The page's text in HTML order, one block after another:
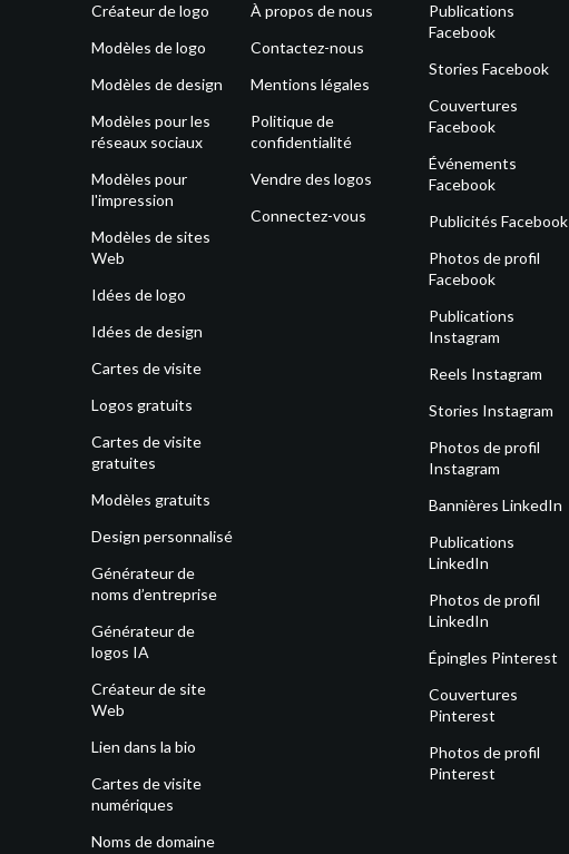
Créateur de logo
Modèles de logo
Modèles de design
Modèles pour les
réseaux sociaux
Modèles pour
l'impression
Modèles de sites
Web
Idées de logo
Idées de design
Cartes de visite
Logos gratuits
Cartes de visite
gratuites
Modèles gratuits
Design personnalisé
Générateur de
noms d’entreprise
Générateur de
logos IA
Créateur de site
Web
Lien dans la bio
Cartes de visite
numériques
Noms de domaine
À propos de nous
Contactez-nous
Mentions légales
Politique de
confidentialité
Vendre des logos
Connectez-vous
Publications
Facebook
Stories Facebook
Couvertures
Facebook
Événements
Facebook
Publicités Facebook
Photos de profil
Facebook
Publications
Instagram
Reels Instagram
Stories Instagram
Photos de profil
Instagram
Bannières LinkedIn
Publications
LinkedIn
Photos de profil
LinkedIn
Épingles Pinterest
Couvertures
Pinterest
Photos de profil
Pinterest